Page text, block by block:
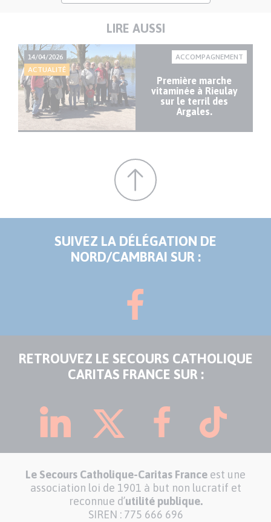
LIRE AUSSI
14/04/2026
ACTUALITÉ
ACCOMPAGNEMENT
Première marche
vitaminée à Rieulay
sur le terril des
Argales.
SUIVEZ LA DÉLÉGATION DE
NORD/CAMBRAI SUR :
RETROUVEZ LE SECOURS CATHOLIQUE
CARITAS FRANCE SUR :
Le Secours Catholique-Caritas France est une
association loi de 1901 à but non lucratif et
reconnue d’utilité publique.
SIREN : 775 666 696